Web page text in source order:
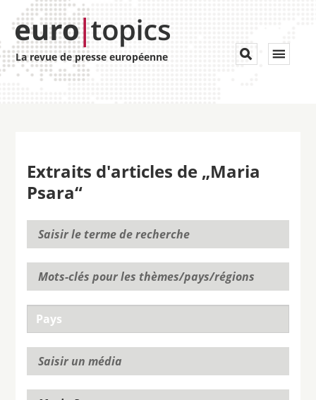
La revue de presse européenne Toggle


Extraits d'articles de „Maria
Psara“